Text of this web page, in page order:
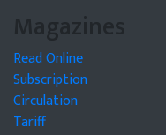
Magazines
Read Online
Subscription
Circulation
Tariff